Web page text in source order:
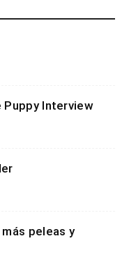
Puppy Interview
peleas y